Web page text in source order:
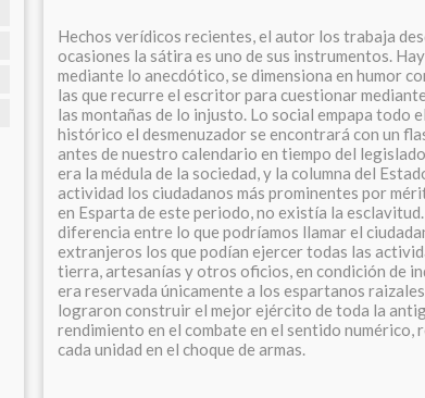
Hechos verídicos recientes, el autor los trabaja
ocasiones la sátira es uno de sus instrumentos.
mediante lo anecdótico, se dimensiona en humor
las que recurre el escritor para cuestionar
las montañas de lo injusto. Lo social empapa todo
histórico el desmenuzador se encontrará con un
antes de nuestro calendario en tiempo del
era la médula de la sociedad, y la columna del
actividad los ciudadanos más prominentes por
en Esparta de este periodo, no existía la
diferencia entre lo que podríamos llamar el
extranjeros los que podían ejercer todas las
tierra, artesanías y otros oficios, en condición de
era reservada únicamente a los espartanos
lograron construir el mejor ejército de toda la
rendimiento en el combate en el sentido
cada unidad en el choque de armas.